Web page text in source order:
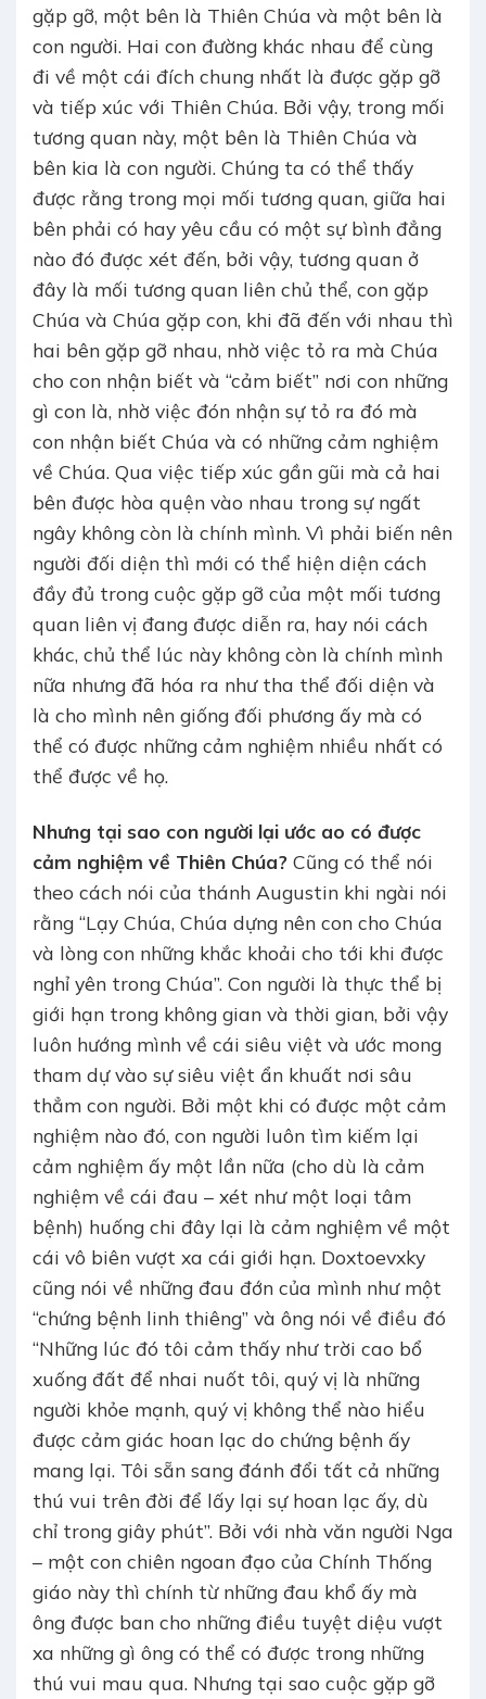
gặp gỡ, một bên là Thiên Chúa và một bên là
con người. Hai con đường khác nhau để cùng
đi về một cái đích chung nhất là được gặp gỡ
và tiếp xúc với Thiên Chúa. Bởi vậy, trong mối
tương quan này, một bên là Thiên Chúa và
bên kia là con người. Chúng ta có thể thấy
được rằng trong mọi mối tương quan, giữa hai
bên phải có hay yêu cầu có một sự bình đẳng
nào đó được xét đến, bởi vậy, tương quan ở
đây là mối tương quan liên chủ thể, con gặp
Chúa và Chúa gặp con, khi đã đến với nhau thì
hai bên gặp gỡ nhau, nhờ việc tỏ ra mà Chúa
cho con nhận biết và “cảm biết” nơi con những
gì con là, nhờ việc đón nhận sự tỏ ra đó mà
con nhận biết Chúa và có những cảm nghiệm
về Chúa. Qua việc tiếp xúc gần gũi mà cả hai
bên được hòa quện vào nhau trong sự ngất
ngây không còn là chính mình. Vì phải biến nên
người đối diện thì mới có thể hiện diện cách
đầy đủ trong cuộc gặp gỡ của một mối tương
quan liên vị đang được diễn ra, hay nói cách
khác, chủ thể lúc này không còn là chính mình
nữa nhưng đã hóa ra như tha thể đối diện và
là cho mình nên giống đối phương ấy mà có
thể có được những cảm nghiệm nhiều nhất có
thể được về họ.
Nhưng tại sao con người lại ước ao có được
cảm nghiệm về Thiên Chúa? Cũng có thể nói
theo cách nói của thánh Augustin khi ngài nói
rằng “Lạy Chúa, Chúa dựng nên con cho Chúa
và lòng con những khắc khoải cho tới khi được
nghỉ yên trong Chúa”. Con người là thực thể bị
giới hạn trong không gian và thời gian, bởi vậy
luôn hướng mình về cái siêu việt và ước mong
tham dự vào sự siêu việt ẩn khuất nơi sâu
thẳm con người. Bởi một khi có được một cảm
nghiệm nào đó, con người luôn tìm kiếm lại
cảm nghiệm ấy một lần nữa (cho dù là cảm
nghiệm về cái đau – xét như một loại tâm
bệnh) huống chi đây lại là cảm nghiệm về một
cái vô biên vượt xa cái giới hạn. Doxtoevxky
cũng nói về những đau đớn của mình như một
“chứng bệnh linh thiêng” và ông nói về điều đó
“Những lúc đó tôi cảm thấy như trời cao bổ
xuống đất để nhai nuốt tôi, quý vị là những
người khỏe mạnh, quý vị không thể nào hiểu
được cảm giác hoan lạc do chứng bệnh ấy
mang lại. Tôi sẵn sang đánh đổi tất cả những
thú vui trên đời để lấy lại sự hoan lạc ấy, dù
chỉ trong giây phút”. Bởi với nhà văn người Nga
– một con chiên ngoan đạo của Chính Thống
giáo này thì chính từ những đau khổ ấy mà
ông được ban cho những điều tuyệt diệu vượt
xa những gì ông có thể có được trong những
thú vui mau qua. Nhưng tại sao cuộc gặp gỡ